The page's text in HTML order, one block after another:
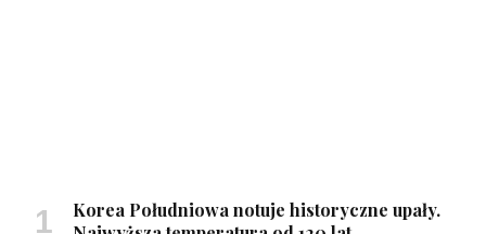
Korea Południowa notuje historyczne upały.